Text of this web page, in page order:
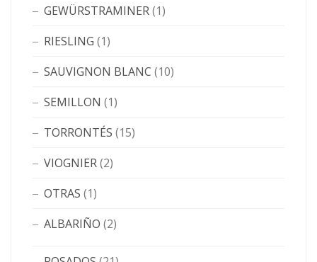
GEWÜRSTRAMINER(1)
RIESLING (1)
SAUVIGNON BLANC (10)
SEMILLON (1)
TORRONTÉS (15)
VIOGNIER(2)
OTRAS (1)
ALBARIÑO (2)